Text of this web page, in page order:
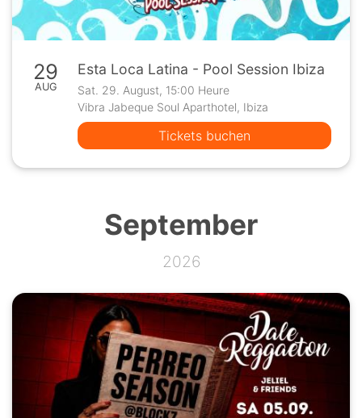
29
AUG
Esta Loca Latina - Pool Session Ibiza
Sat. 29. August, 15:00 Heure
Vibra Jabeque Soul Aparthotel, Ibiza
Tickets buchen
September
2026